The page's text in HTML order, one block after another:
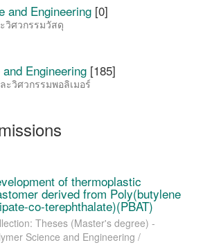
and Engineering [0]
วิศวกรรมวัสดุ
Engineering [185]
ะวิศวกรรมพอลิเมอร์
of thermoplastic
derived from Poly(butylene
co-terephthalate)(PBAT)
Theses (Master's degree) -
Science and Engineering /